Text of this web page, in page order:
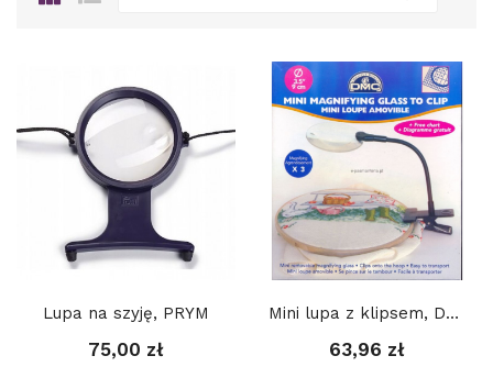
Lupa na szyję, PRYM
75,00 zł
Mini lupa z klipsem, DMC, powiększenie x 3
63,96 zł